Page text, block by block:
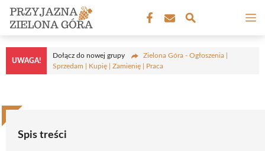
Przejdź
treści
UWAGA!
Dołącz do nowej grupy
Zielona Góra - Ogłoszenia |
Sprzedam | Kupię | Zamienię | Praca
Spis treści